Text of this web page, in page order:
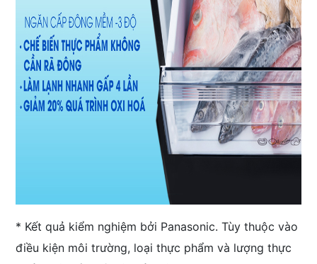
* Kết quả kiểm nghiệm bởi Panasonic. Tùy thuộc vào
điều kiện môi trường, loại thực phẩm và lượng thực